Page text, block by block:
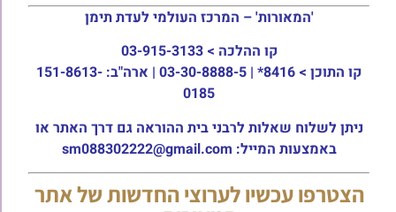
'המאורות' – המרכז העולמי לעדת תימן
קו ההלכה > 03-915-3133
קו התוכן >
8416* | 03-30-8888-5 | ארה"ב: 151-8613-
0185
ניתן לשלוח שאלות לרבני בית ההוראה גם דרך האתר או
באמצעות המייל: sm088302222@gmail.com
הצטרפו עכשיו לערוצי החדשות של אתר